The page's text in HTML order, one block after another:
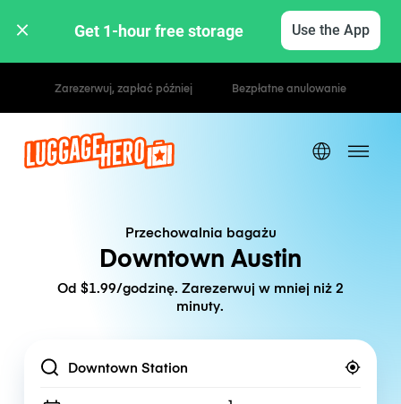
Get 1-hour free storage Use the App
Stawki godzinowe / dzienne
Przechowalnia bagażu
Downtown Austin
Od $1.99/godzinę. Zarezerwuj w mniej niż 2
minuty.
Location